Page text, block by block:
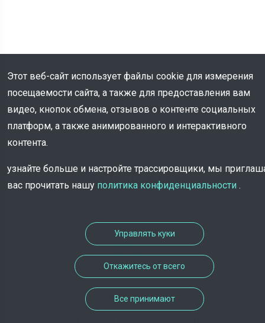
Информация
адрес
Этот веб-сайт использует файлы cookie для измерения
посещаемости сайта, а также для предоставления вам
видео, кнопок обмена, отзывов о контенте социальных
платформ, а также анимированного и интерактивного
контента.
узнайте больше и настройте трассировщики, мы
вас прочитать нашу политика конфиденциальности .
Управлять куки
Откажитесь от всего
Все принимают